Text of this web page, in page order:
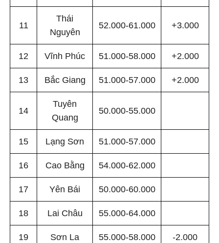
11
Thái
Nguyên
52.000-61.000 +3.000
12 Vĩnh Phúc 51.000-58.000 +2.000
13 Bắc Giang 51.000-57.000 +2.000
14
Tuyên
Quang
50.000-55.000
15 Lạng Sơn 51.000-57.000
16 Cao Bằng 54.000-62.000
17 Yên Bái 50.000-60.000
18 Lai Châu 55.000-64.000
19 Sơn La 55.000-58.000 -2.000